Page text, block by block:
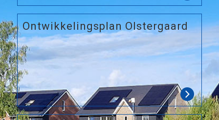
Ontwikkelingsplan Olstergaard